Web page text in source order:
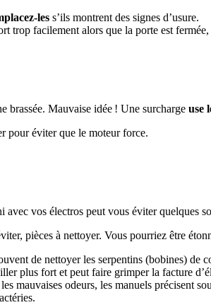
les s’ils montrent des signes d’usure.
trop facilement alors que la porte est
brassée. Mauvaise idée ! Une surcharge use
pour éviter que le moteur force.
vos électros peut vous éviter quelques
pièces à nettoyer. Vous pourriez être
de nettoyer les serpentins (bobines) de
plus fort et peut faire grimper la facture
mauvaises odeurs, les manuels précisent